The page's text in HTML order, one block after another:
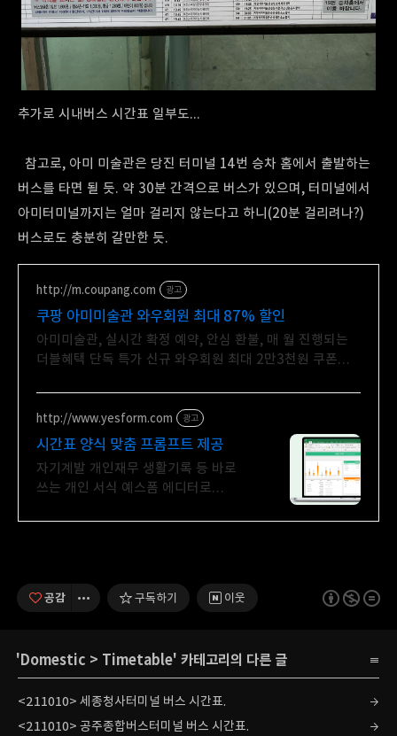
추가로 시내버스 시간표 일부도...
참고로, 아미 미술관은 당진 터미널 14번 승차 홈에서 출발하는
버스를 타면 될 듯. 약 30분 간격으로 버스가 있으며, 터미널에서
아미터미널까지는 얼마 걸리지 않는다고 하니(20분 걸리려나?)
버스로도 충분히 갈만한 듯.
http://m.coupang.com 광고
쿠팡 아미미술관 와우회원 최대 87% 할인
아미미술관, 실시간 확정 예약, 안심 환불, 매 월 진행되는
더블혜택 단독 특가 신규 와우회원 최대 2만3천원 쿠폰팩
http://www.yesform.com 광고
시간표 양식 맞춤 프롬프트 제공
자기계발 개인재무 생활기록 등 바로
쓰는 개인 서식 예스폼 에디터로
공감 구독하기 이웃
' Domestic > Timetable' 카테고리의 다른 글
<211010> 세종청사터미널 버스 시간표.
<211010> 공주종합버스터미널 버스 시간표.